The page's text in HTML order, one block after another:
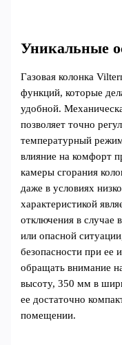
Уникальные
Газовая колонка
функций, которые
удобной.
позволяет точно
температурный
влияние на комфорт
камеры сгорания
даже в условиях
характеристикой
отключения в случае
или опасной
безопасности при ее
обращать внимание
высоту, 350 мм в
ее достаточно
помещении.